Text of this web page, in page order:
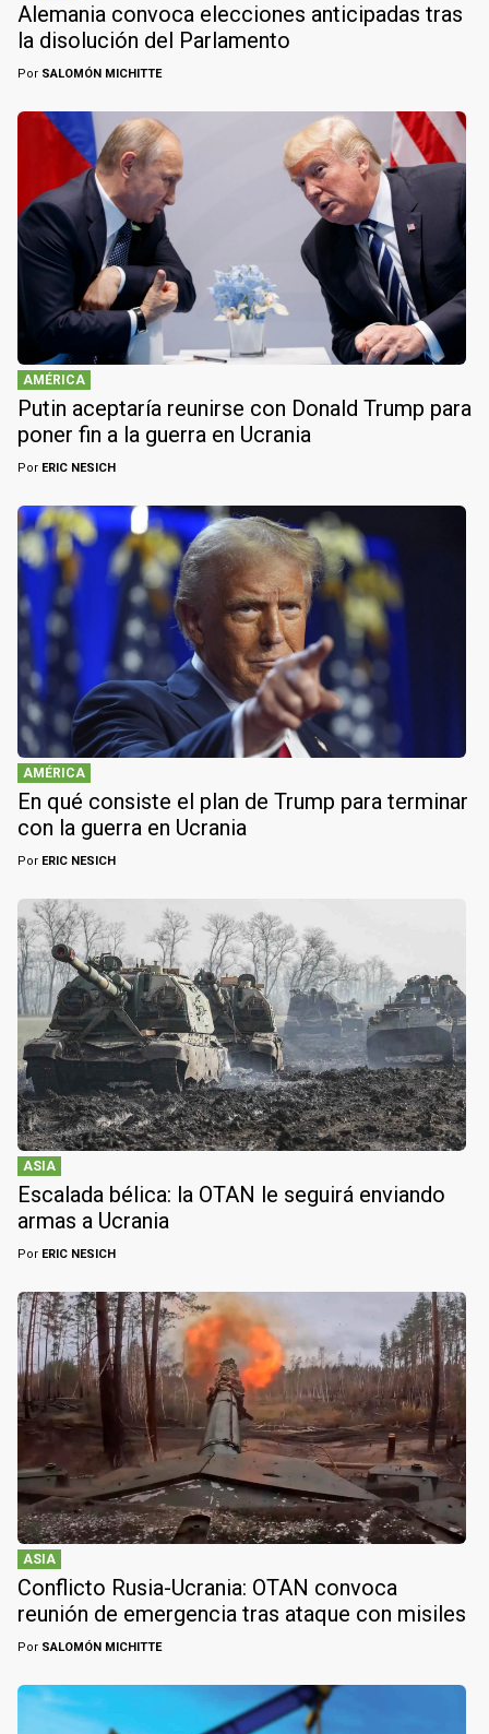
Alemania convoca elecciones anticipadas tras
la disolución del Parlamento
Por SALOMÓN MICHITTE
AMÉRICA
Putin aceptaría reunirse con Donald Trump para
poner fin a la guerra en Ucrania
Por ERIC NESICH
AMÉRICA
En qué consiste el plan de Trump para terminar
con la guerra en Ucrania
Por ERIC NESICH
ASIA
Escalada bélica: la OTAN le seguirá enviando
armas a Ucrania
Por ERIC NESICH
ASIA
Conflicto Rusia-Ucrania: OTAN convoca
reunión de emergencia tras ataque con misiles
Por SALOMÓN MICHITTE